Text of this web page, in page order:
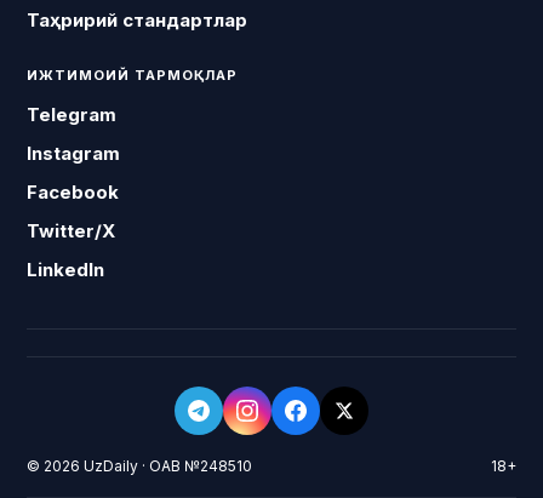
Таҳририй стандартлар
ИЖТИМОИЙ ТАРМОҚЛАР
Telegram
Instagram
Facebook
Twitter/X
LinkedIn
© 2026 UzDaily · ОАВ №248510 18+